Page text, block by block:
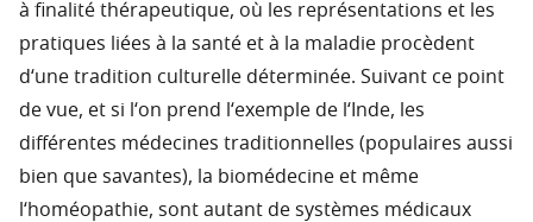
à finalité thérapeutique, où les représentations et les
pratiques liées à la santé et à la maladie procèdent
d‘une tradition culturelle déterminée. Suivant ce point
de vue, et si l‘on prend l‘exemple de l‘Inde, les
différentes médecines traditionnelles (populaires aussi
bien que savantes), la biomédecine et même
l‘homéopathie, sont autant de systèmes médicaux